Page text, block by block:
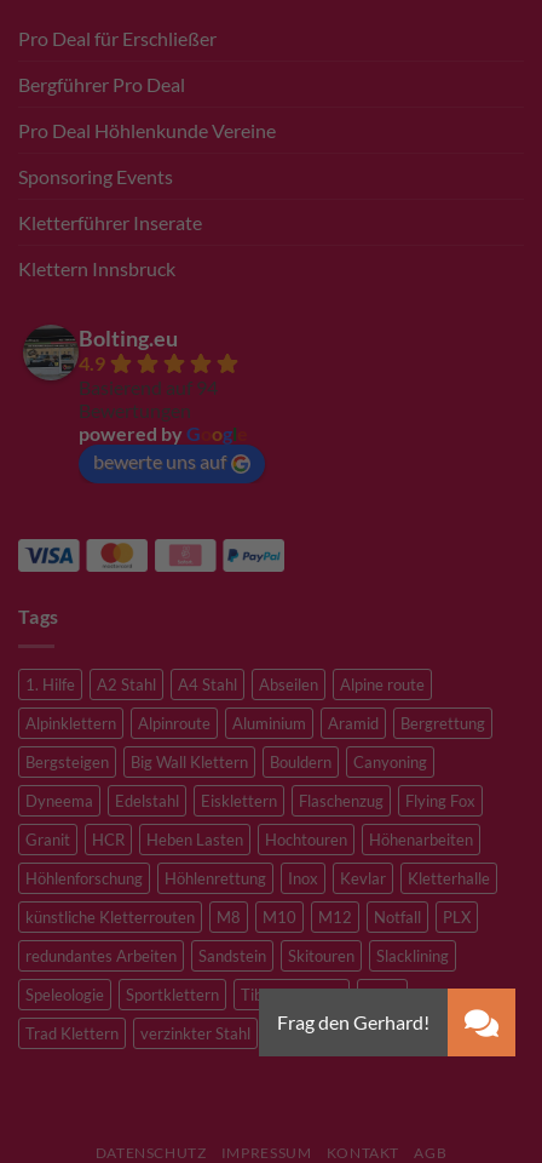
Pro Deal für Erschließer
Bergführer Pro Deal
Pro Deal Höhlenkunde Vereine
Sponsoring Events
Kletterführer Inserate
Klettern Innsbruck
Bolting.eu
4.9
Basierend auf 94
Bewertungen
powered by G ogl
bewerte uns auf
Tags
1. Hilfe A2 Stahl A4 Stahl Abseilen
Alpine route
Alpinklettern
Alpinroute Aluminium Aramid
Bergrettung
Bergsteigen
Big Wall Klettern Bouldern
Canyoning
Dyneema
Edelstahl Eisklettern Flaschenzug
Flying Fox
Granit
HCR Heben Lasten Hochtouren
Höhenarbeiten
Höhlenforschung
Höhlenrettung Inox Kevlar
Kletterhalle
künstliche Kletterrouten
M8 M10 M12 Notfall
PLX
redundantes Arbeiten
Sandstein Skitouren
Slacklining
Speleologie
Sportklettern Tibetan Bridge
Titan
Trad Klettern
verzinkter Stahl
DATENSCHUTZ IMPRESSUM KONTAKT AGB